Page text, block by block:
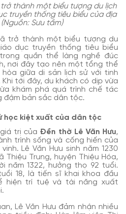
thành một biểu tượng du lịch
truyền thống tiêu biểu của địa
Sưu tầm)
trở thành một biểu tượng du
dục truyền thống tiêu biểu
quần thể làng nghề đúc
nơi đây tạo nên một tổng thể
giữa di sản lịch sử với tinh
tới đây, du khách có dịp vừa
khám phá quá trình chế tác
đậm bản sắc dân tộc.
học kiệt xuất của dân tộc
trị của Đền thờ Lê Văn Hưu,
trình sống và cống hiến của
Lê Văn Hưu sinh năm 1230
Thiệu Trung, huyện Thiệu Hóa,
năm 1322, hưởng thọ 92 tuổi.
18, là tiến sĩ khai khoa đầu
hiện trí tuệ và tài năng xuất
Lê Văn Hưu đảm nhận nhiều